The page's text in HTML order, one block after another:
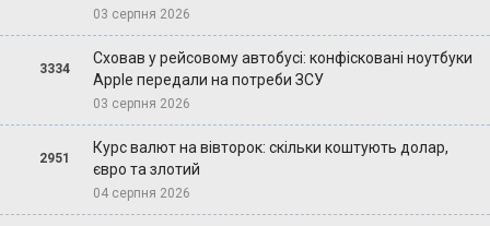
03 серпня 2026
3334
Сховав у рейсовому автобусі: конфісковані ноутбуки
Apple передали на потреби ЗСУ
03 серпня 2026
2951
Курс валют на вівторок: скільки коштують долар,
євро та злотий
04 серпня 2026